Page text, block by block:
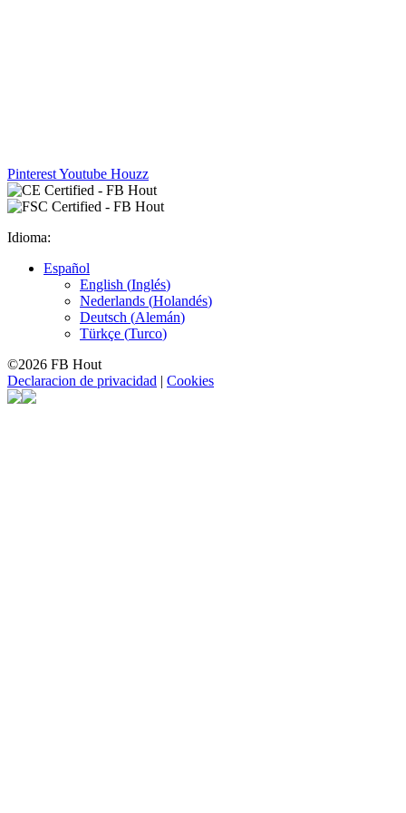
PinterestYoutube Houzz
Idioma:
Español
English (Inglés)
Nederlands (Holandés)
Deutsch (Alemán)
Türkçe (Turco)
©2026 FB Hout
Declaracion de privacidad | Cookies